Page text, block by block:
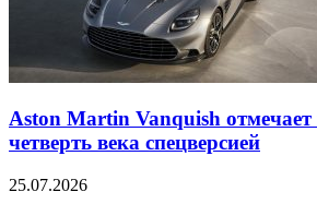
Aston Martin Vanquish
четверть века спецверсией
25.07.2026